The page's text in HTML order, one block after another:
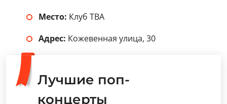
Место: Клуб ТВА
Адрес: Кожевенная улица, 30
Лучшие поп-
концерты